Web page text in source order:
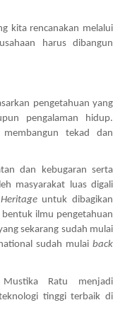
kita rencanakan melalui
harus dibangun
pengetahuan yang
pengalaman hidup.
tekad dan
dan kebugaran serta
masyarakat luas digali
untuk dibagikan
bentuk ilmu pengetahuan
sekarang sudah mulai
sudah mulai back
Ratu menjadi
tinggi terbaik di